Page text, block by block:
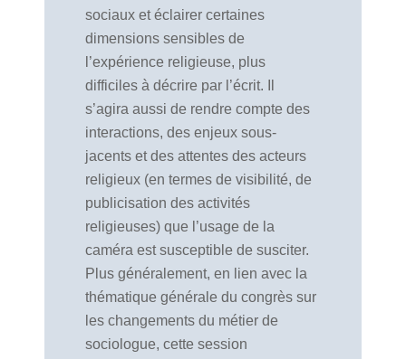
sociaux et éclairer certaines
dimensions sensibles de
l’expérience religieuse, plus
difficiles à décrire par l’écrit. Il
s’agira aussi de rendre compte des
interactions, des enjeux sous-
jacents et des attentes des acteurs
religieux (en termes de visibilité, de
publicisation des activités
religieuses) que l’usage de la
caméra est susceptible de susciter.
Plus généralement, en lien avec la
thématique générale du congrès sur
les changements du métier de
sociologue, cette session